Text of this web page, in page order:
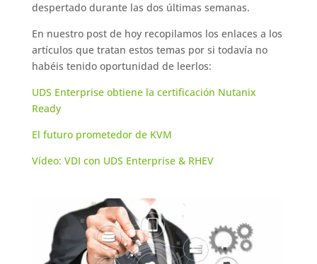
despertado durante las dos últimas semanas.
En nuestro post de hoy recopilamos los enlaces a los
artículos que tratan estos temas por si todavía no
habéis tenido oportunidad de leerlos:
UDS Enterprise obtiene la certificación Nutanix
Ready
El futuro prometedor de KVM
Vídeo: VDI con UDS Enterprise & RHEV